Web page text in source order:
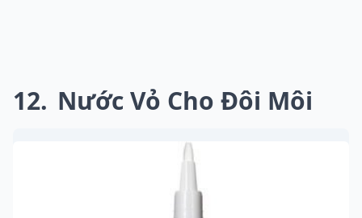
12 Nước Vỏ Cho Đôi Môi